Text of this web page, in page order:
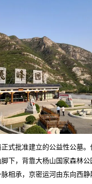
式批准建立的公益性公墓
下，背靠大杨山国家森林
相承，京密运河由东向西